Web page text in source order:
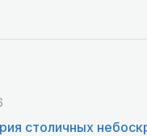
столичных